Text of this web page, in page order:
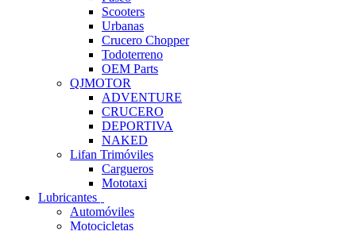
Scooters
Urbanas
Crucero Chopper
Todoterreno
OEM Parts
QJMOTOR
ADVENTURE
CRUCERO
DEPORTIVA
NAKED
Lifan Trimóviles
Cargueros
Mototaxi
Lubricantes
Automóviles
Motocicletas